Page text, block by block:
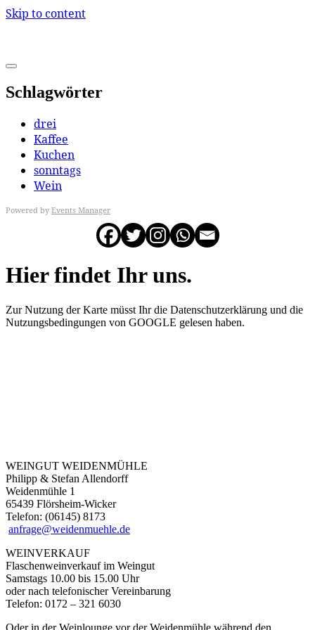
Skip to content
Schlagwörter
drei
Kaffee
Kuchen
sonntags
Wein
Powered by Events Manager
Hier findet Ihr uns.
Zur Nutzung der Karte müsst Ihr die Datenschutzerklärung und die
Nutzungsbedingungen von GOOGLE gelesen haben.
WEINGUT WEIDENMÜHLE
Philipp & Stefan Allendorff
Weidenmühle 1
65439 Flörsheim-Wicker
Telefon: (06145) 8173
anfrage@weidenmuehle.de
WEINVERKAUF
Flaschenweinverkauf im Weingut
Samstags 10.00 bis 15.00 Uhr
oder nach telefonischer Vereinbarung
Telefon: 0172 – 321 6030
Oder in der Weinlounge vor der Weidenmühle während den